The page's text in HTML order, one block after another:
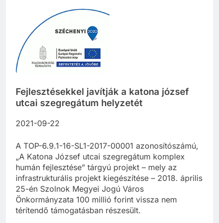
Fejlesztésekkel javítják a katona józsef
utcai szegregátum helyzetét
2021-09-22
A TOP-6.9.1-16-SL1-2017-00001 azonosítószámú,
„A Katona József utcai szegregátum komplex
humán fejlesztése” tárgyú projekt – mely az
infrastrukturális projekt kiegészítése – 2018. április
25-én Szolnok Megyei Jogú Város
Önkormányzata 100 millió forint vissza nem
térítendő támogatásban részesült.